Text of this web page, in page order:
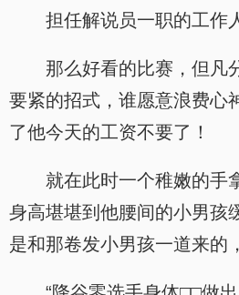
担任解说员一职的工作
那么好看的比赛，但凡
要紧的招式，谁愿意浪费心
了他今天的工资不要了！
就在此时一个稚嫩的手
身高堪堪到他腰间的小男孩
是和那卷发小男孩一道来的